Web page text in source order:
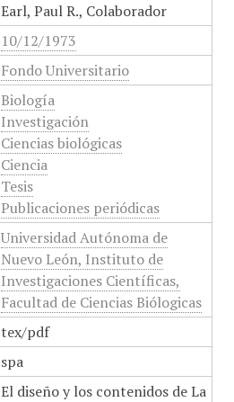
Earl, Paul R., Colaborador
10/12/1973
Fondo Universitario
Biología
Investigación
Ciencias biológicas
Ciencia
Tesis
Publicaciones periódicas
Universidad Autónoma de
Nuevo León, Instituto de
Investigaciones Científicas,
Facultad de Ciencias Biólogicas
tex/pdf
spa
El diseño y los contenidos de La